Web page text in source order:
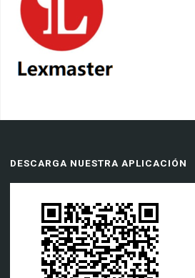
DESCARGA NUESTRA APLICACIÓN